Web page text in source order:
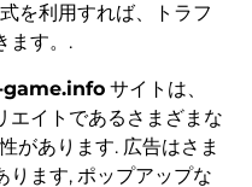
を利用すれば、トラフ
ます。.
-game.infoサイトは、
エイトであるさまざまな
があります. 広告はさま
ります, ポップアップな